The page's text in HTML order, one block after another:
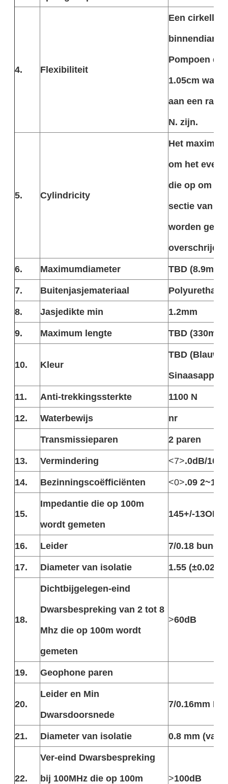
4. Flexibiliteit
Een cirkellijn
Pompoen
1.05cm
aan een
N. zijn.
5. Cylindricity
Het
om het even
die op om
sectie van
worden
overschrijdt
6.
Maximumdiameter
TBD (8.9mm,
7.
Buitenjasjemateriaal
Polyurethaan
8.
Jasjedikte min
1.2mm
9.
Maximum lengte TBD (330m,
10. Kleur
TBD (Blauw,
Sinaasappel,)
11.
Anti-trekkingssterkte
1100 N
12.
Waterbewijs
nr
Transmissieparen
2 paren
13.
Vermindering <7>.0dB/
14.
Bezinningscoëfficiënten <0>.09
15.
Impedantie die op 100m
wordt gemeten
145+/-
16. Leider
7/0.18
17.
Diameter van isolatie 1.55 (±0.02)
18.
Dichtbijgelegen-eind
Dwarsbespreking van 2 tot 8
Mhz die op 100m wordt
gemeten
>60dB
19. Geophone paren
20.
Leider en Min
Dwarsdoorsnede
7/0.16mm
21. Diameter van isolatie 0.8 mm (van
22.
Ver-eind Dwarsbespreking
bij 100MHz die op 100m
>100dB